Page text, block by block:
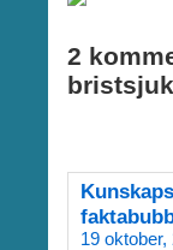
2
19 oktober,